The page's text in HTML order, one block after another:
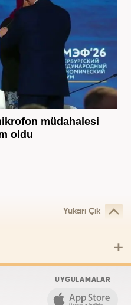
müdahalesi
oldu
Yukarı Çık
UYGULAMALAR